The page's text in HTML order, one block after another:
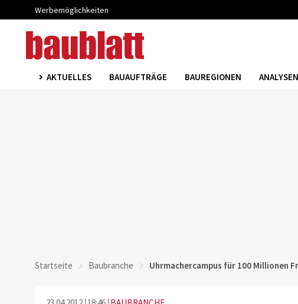
Werbemöglichkeiten
AKTUELLES BAUAUFTRÄGE BAUREGIONEN ANALYSEN
Startseite Baubranche Uhrmachercampus für 100 Millionen